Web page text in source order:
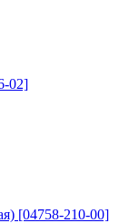
02]
[04758-210-00]